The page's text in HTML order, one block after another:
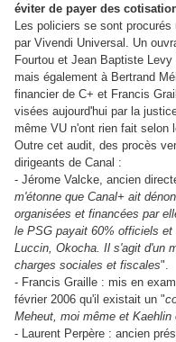
éviter de payer des
Les policiers se sont
par Vivendi Universal. Un
Fourtou et Jean Baptiste
mais également à Bertrand
financier de C+ et Francis
visées aujourd'hui par la
même VU n'ont rien fait selon
Outre cet audit, des procès
dirigeants de Canal :
- Jérome Valcke, ancien
m'étonne que Canal+ ait
organisées et financées par
le PSG payait 60% officiels et
Luccin, Okocha. Il s'agit d'un
charges sociales et fiscales".
- Francis Graille : mis en
février 2006 qu'il existait un "
Meheut, moi même et
- Laurent Perpère : ancien